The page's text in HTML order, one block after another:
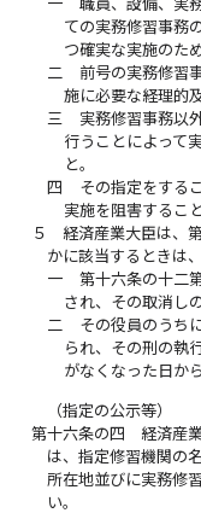
一
職員、設備、実
ての実務修習事務
つ確実な実施のた
二
前号の実務修習
施に必要な経理的
三
実務修習事務以
行うことによって
と。
四
その指定をする
実施を阻害するこ
５
経済産業大臣は、
かに該当するときは
一
第十六条の十二
され、その取消し
二
その役員のうち
られ、その刑の執
がなくなった日か
（指定の公示等）
第十六条の四
経済産
は、指定修習機関の
所在地並びに実務修
い。